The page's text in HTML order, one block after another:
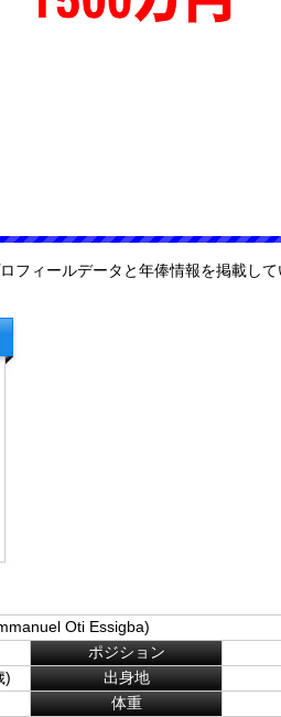
ィールデータと年俸情報を掲載して
Oti Essigba)
ポジション
) 出身地
体重